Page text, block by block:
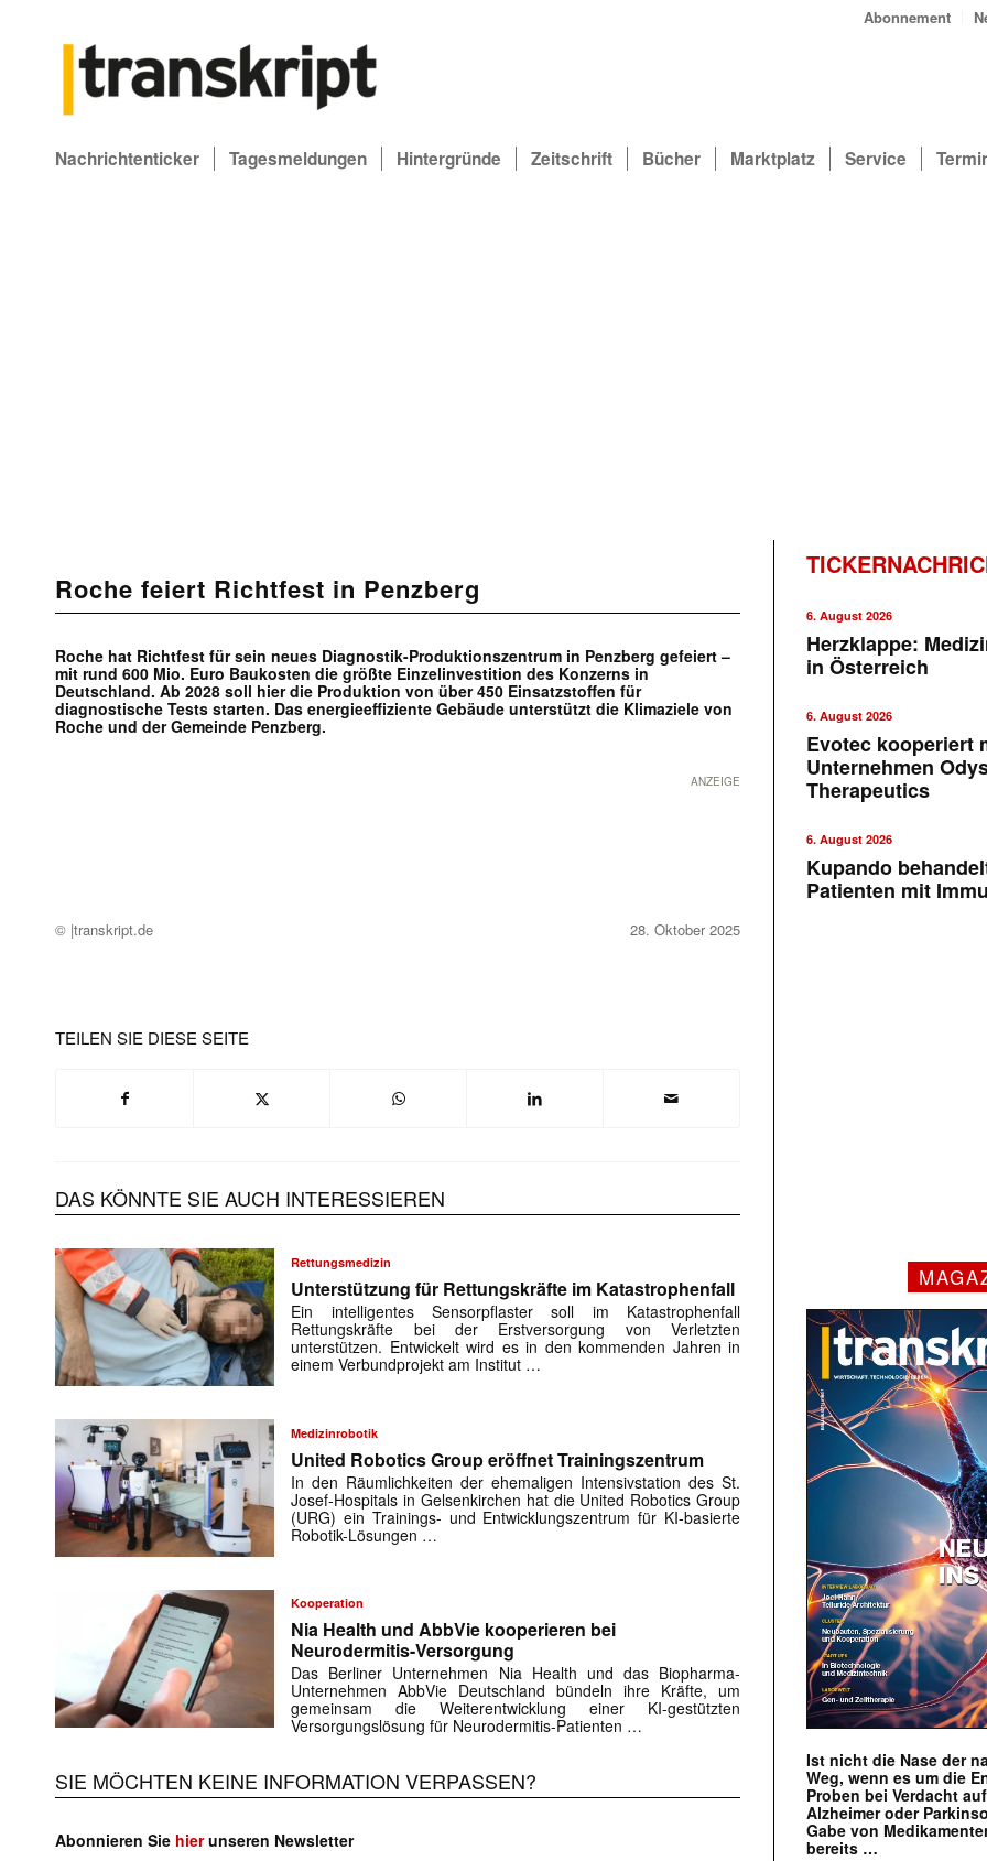
Abonnement
Nachrichtenticker Tagesmeldungen Hintergründe Zeitschrift Bücher Marktplatz Service
Roche feiert Richtfest in Penzberg
Roche hat Richtfest für sein neues Diagnostik-Produktionszentrum in Penzberg gefeiert –
mit rund 600 Mio. Euro Baukosten die größte Einzelinvestition des Konzerns in
Deutschland. Ab 2028 soll hier die Produktion von über 450 Einsatzstoffen für
diagnostische Tests starten. Das energieeffiziente Gebäude unterstützt die Klimaziele von
Roche und der Gemeinde Penzberg.
ANZEIGE
© |transkript.de 28. Oktober 2025
TEILEN SIE DIESE SEITE
DAS KÖNNTE SIE AUCH INTERESSIEREN
Rettungsmedizin
Unterstützung für Rettungskräfte im Katastrophenfall
Ein intelligentes Sensorpflaster soll im Katastrophenfall
Rettungskräfte bei der Erstversorgung von Verletzten
unterstützen. Entwickelt wird es in den kommenden Jahren in
einem Verbundprojekt am Institut …
Medizinrobotik
United Robotics Group eröffnet Trainingszentrum
In den Räumlichkeiten der ehemaligen Intensivstation des St.
Josef-Hospitals in Gelsenkirchen hat die United Robotics Group
(URG) ein Trainings- und Entwicklungszentrum für KI-basierte
Robotik-Lösungen …
Kooperation
Nia Health und AbbVie kooperieren bei
Neurodermitis-Versorgung
Das Berliner Unternehmen Nia Health und das Biopharma-
Unternehmen AbbVie Deutschland bündeln ihre Kräfte, um
gemeinsam die Weiterentwicklung einer KI-gestützten
Versorgungslösung für Neurodermitis-Patienten …
SIE MÖCHTEN KEINE INFORMATION VERPASSEN?
Abonnieren Sie hierunseren Newsletter
6. August 2026
Herzklappe:
in Österreich
6. August 2026
Evotec kooperiert
Unternehmen
Therapeutics
6. August 2026
Kupando
Patienten mit
Ist nicht die Nase der
Weg, wenn es um die
Proben bei Verdacht
Alzheimer oder
Gabe von
bereits …